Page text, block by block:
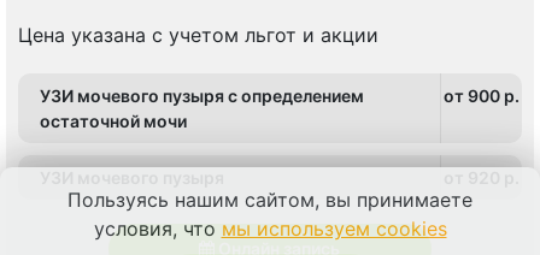
Цена указана с учетом льгот и акции
УЗИ мочевого пузыря с определением
остаточной мочи
от 900 p.
Пользуясь нашим сайтом, вы принимаете
условия, что мы используем cookies